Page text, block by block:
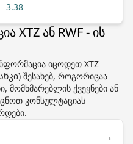
3.38
XTZ ან RWF - ის
იცოდეთ XTZ
შესახებ, როგორიცაა
მომხმარებლის ქვეყნები ან
კონსულტაციას
→